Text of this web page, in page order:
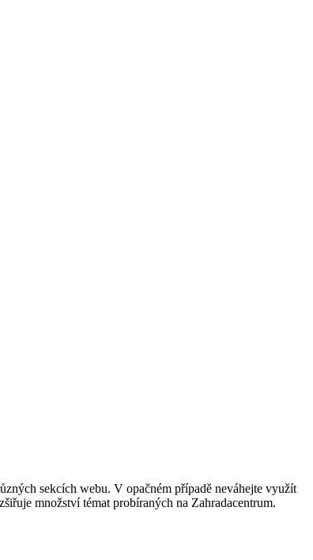
sekcích webu. V opačném případě neváhejte využít
množství témat probíraných na Zahradacentrum.